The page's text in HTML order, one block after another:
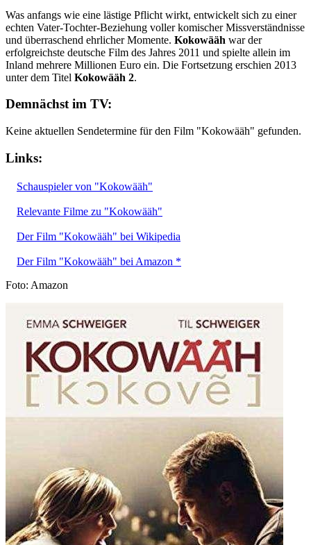
Was anfangs wie eine lästige Pflicht wirkt, entwickelt sich zu einer
echten Vater-Tochter-Beziehung voller komischer Missverständnisse
und überraschend ehrlicher Momente. Kokowääh war der
erfolgreichste deutsche Film des Jahres 2011 und spielte allein im
Inland mehrere Millionen Euro ein. Die Fortsetzung erschien 2013
unter dem Titel Kokowääh 2.
Demnächst im TV:
Keine aktuellen Sendetermine für den Film "Kokowääh" gefunden.
Links:
Schauspieler von "Kokowääh"
Relevante Filme zu "Kokowääh"
Der Film "Kokowääh" bei Wikipedia
Der Film "Kokowääh" bei Amazon *
Foto: Amazon